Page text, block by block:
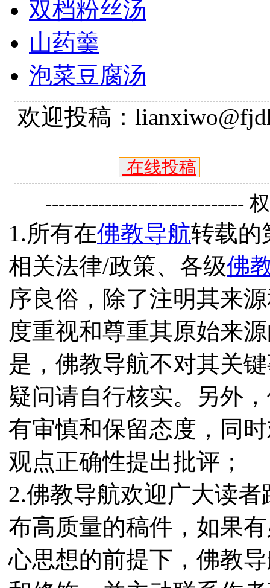
双档粉丝汤
山药羹
泡菜豆腐汤
欢迎投稿：
在线投稿
------------------------------
1.所有在佛教导航转载的
相关法律/政策、各级佛
序良俗，除了注明其来
度重视和尊重其原始来
是，佛教导航不对其关
疑问请自行核实。另外
有审慎和保留态度，同
观点正确性提出批评；
2.佛教导航欢迎广大读
布高质量的稿件，如果
心思想的前提下，佛教